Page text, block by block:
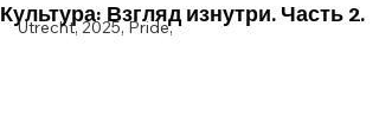
Utrecht, 2025, Pride,
Культура: Взгляд изнутри. Часть 2.